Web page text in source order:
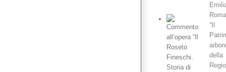
Commento
all’opera
“Il
della